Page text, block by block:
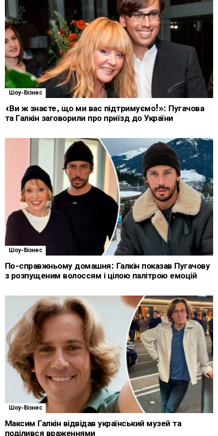
Шоу-Бізнес
«Ви ж знаєте, що ми вас підтримуємо!»: Пугачова
та Галкін заговорили про приїзд до України
Шоу-Бізнес
По-справжньому домашня: Галкін показав Пугачову
з розпущеним волоссям і цілою палітрою емоцій
Шоу-Бізнес
Максим Галкін відвідав український музей та
поділився враженнями